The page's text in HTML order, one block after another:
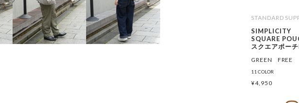
STANDARD
SIMPLICITY
SQUARE
スクエアポー
GREEN FREE
11 COLOR
¥4,950